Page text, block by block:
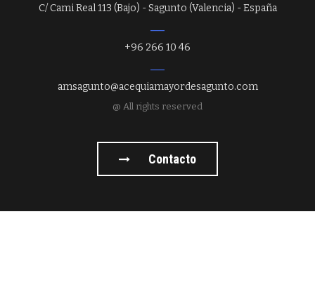
C/ Cami Real 113 (Bajo) - Sagunto (Valencia) - España
+96 266 10 46
amsagunto@acequiamayordesagunto.com
@ All rights reserved
Contacto